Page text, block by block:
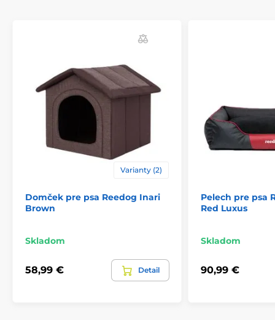
Iglu pre mačky môžete vyberať z niekoľkých variant a
veľkostí. (*Naše pelechy Reedog sú ručne šité, a tak sa
môže stať, že veľkosť sa bude mierne líšiť, maximálne
však o 2 - 4 cm.) Môžete prať v práčke pri 30° (režim
predchádzajúceho upozornenia. Obrázky majú len
ilustračný charakter.
Varianty (2)
Domček pre psa Reedog Inari
Brown
Skladom
58,99 € Detail
Pelech pre psa
Red Luxus
Skladom
90,99 €